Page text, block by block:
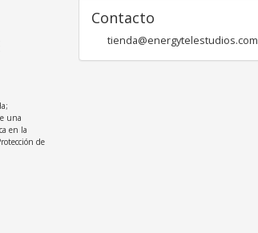
una
en la
de
Contacto
tienda@energytelestudios.com